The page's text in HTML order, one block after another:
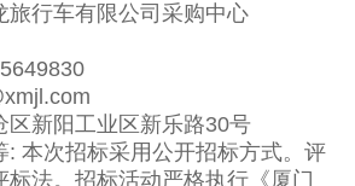
旅行车有限公司采购中心
5649830
区新阳工业区新乐路30号
: 本次招标采用公开招标方式。评
标法。招标活动严格执行《厦门